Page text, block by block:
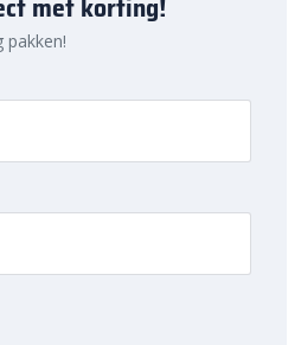
kwaliteit, voordelige prijs en
pakken!